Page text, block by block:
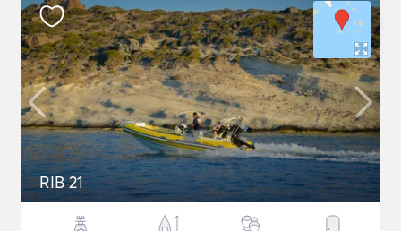
RIB 21